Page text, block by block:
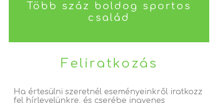
Több száz boldog sportos
család
Feliratkozás
Ha értesülni szeretnél eseményeinkről iratkozz
fel hírlevelünkre, és cserébe ingyenes